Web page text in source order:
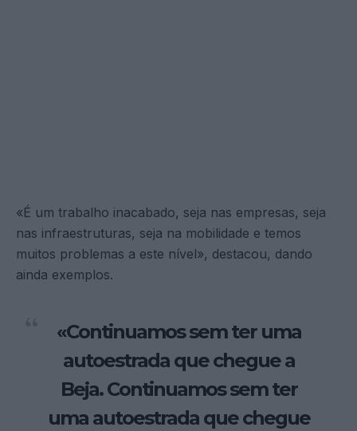
«É um trabalho inacabado, seja nas empresas, seja
nas infraestruturas, seja na mobilidade e temos
muitos problemas a este nível», destacou, dando
ainda exemplos.
«Continuamos sem ter uma
autoestrada que chegue a
Beja. Continuamos sem ter
uma autoestrada que chegue